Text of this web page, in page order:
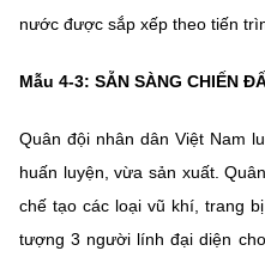
nước được sắp xếp theo tiến
Mẫu 4-3: SẴN SÀNG CHIẾN
Quân đội nhân dân Việt Nam
huấn luyện, vừa sản xuất.
chế tạo các loại vũ khí, trang
tượng 3 người lính đại diện